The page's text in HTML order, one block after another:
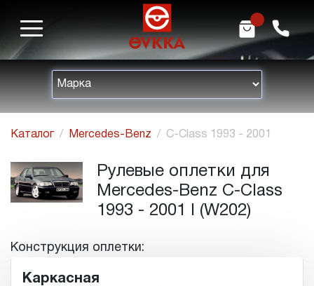
h m
Каталог Mercedes-Benz C-Class 1993 - 2001
Рулевые оплетки для
Mercedes-Benz C-Class
1993 - 2001 I (W202)
Конструкция оплетки:
Каркасная